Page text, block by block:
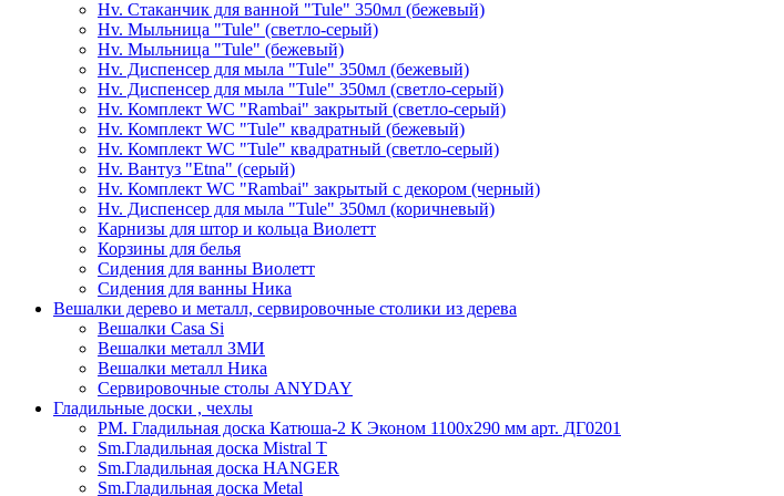
Hv. Стаканчик для ванной "Tule" 350мл (бежевый)
Hv. Мыльница "Tule" (светло-серый)
Hv. Мыльница "Tule" (бежевый)
Hv. Диспенсер для мыла "Tule" 350мл (бежевый)
Hv. Диспенсер для мыла "Tule" 350мл (светло-серый)
Hv. Комплект WC "Rambai" закрытый (светло-серый)
Hv. Комплект WC "Tule" квадратный (бежевый)
Hv. Комплект WC "Tule" квадратный (светло-серый)
Hv. Вантуз "Etna" (серый)
Hv. Комплект WC "Rambai" закрытый с декором (черный)
Hv. Диспенсер для мыла "Tule" 350мл (коричневый)
Карнизы для штор и кольца Виолетт
Корзины для белья
Сидения для ванны Виолетт
Сидения для ванны Ника
Вешалки дерево и металл, сервировочные столики из дерева
Вешалки Casa Si
Вешалки металл ЗМИ
Вешалки металл Ника
Сервировочные столы ANYDAY
Гладильные доски , чехлы
PM. Гладильная доска Катюша-2 К Эконом 1100х290 мм арт. ДГ0201
Sm.Гладильная доска Mistral T
Sm.Гладильная доска HANGER
Sm.Гладильная доска Metal